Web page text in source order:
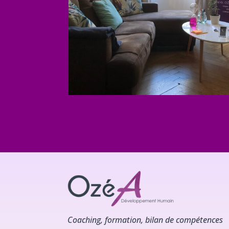
Coaching, formation, bilan de compétences